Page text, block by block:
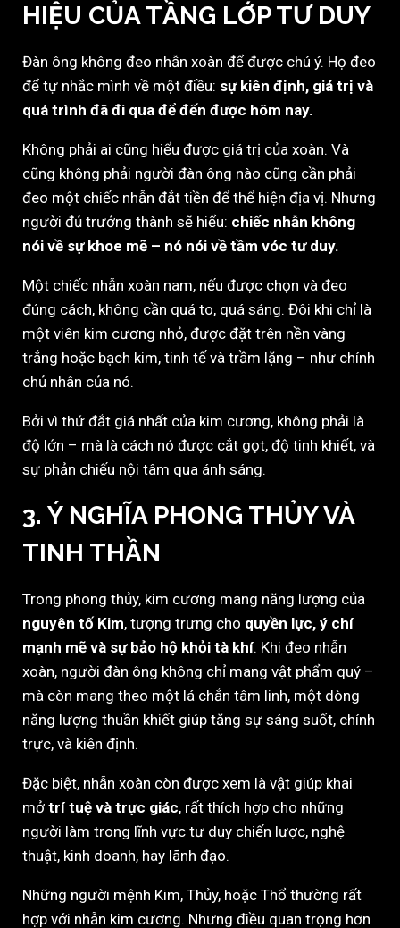
HIỆU CỦA TẦNG LỚP TƯ DUY
Đàn ông không đeo nhẫn xoàn để được chú ý. Họ đeo
để tự nhắc mình về một điều: sự kiên định, giá trị và
quá trình đã đi qua để đến được hôm nay.
Không phải ai cũng hiểu được giá trị của xoàn. Và
cũng không phải người đàn ông nào cũng cần phải
đeo một chiếc nhẫn đắt tiền để thể hiện địa vị. Nhưng
người đủ trưởng thành sẽ hiểu: chiếc nhẫn không
nói về sự khoe mẽ – nó nói về tầm vóc tư duy.
Một chiếc nhẫn xoàn nam, nếu được chọn và đeo
đúng cách, không cần quá to, quá sáng. Đôi khi chỉ là
một viên kim cương nhỏ, được đặt trên nền vàng
trắng hoặc bạch kim, tinh tế và trầm lặng – như chính
chủ nhân của nó.
Bởi vì thứ đắt giá nhất của kim cương, không phải là
độ lớn – mà là cách nó được cắt gọt, độ tinh khiết, và
sự phản chiếu nội tâm qua ánh sáng.
3. Ý NGHĨA PHONG THỦY VÀ
TINH THẦN
Trong phong thủy, kim cương mang năng lượng của
nguyên tố Kim, tượng trưng cho quyền lực, ý chí
mạnh mẽ và sự bảo hộ khỏi tà khí. Khi đeo nhẫn
xoàn, người đàn ông không chỉ mang vật phẩm quý –
mà còn mang theo một lá chắn tâm linh, một dòng
năng lượng thuần khiết giúp tăng sự sáng suốt, chính
trực, và kiên định.
Đặc biệt, nhẫn xoàn còn được xem là vật giúp khai
mở trí tuệ và trực giác, rất thích hợp cho những
người làm trong lĩnh vực tư duy chiến lược, nghệ
thuật, kinh doanh, hay lãnh đạo.
Những người mệnh Kim, Thủy, hoặc Thổ thường rất
hợp với nhẫn kim cương. Nhưng điều quan trọng hơn